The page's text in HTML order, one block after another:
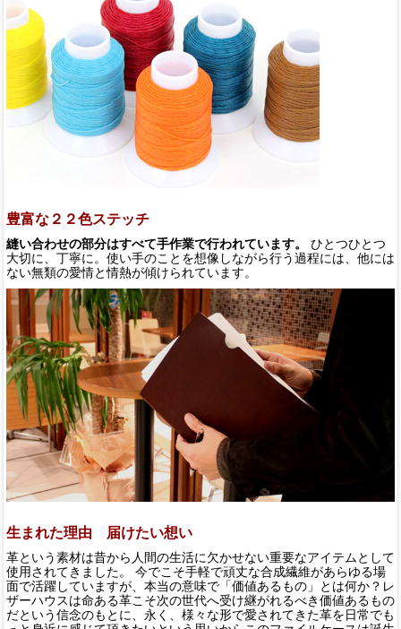
豊富な２２色ステッチ
縫い合わせの部分はすべて手作業で行われています。 ひとつひとつ
大切に、丁寧に。使い手のことを想像しながら行う過程には、他には
ない無類の愛情と情熱が傾けられています。
生まれた理由 届けたい想い
革という素材は昔から人間の生活に欠かせない重要なアイテムとして
使用されてきました。 今でこそ手軽で頑丈な合成繊維があらゆる場
面で活躍していますが、本当の意味で「価値あるもの」とは何か？レ
ザーハウスは命ある革こそ次の世代へ受け継がれるべき価値あるもの
だという信念のもとに、永く、様々な形で愛されてきた革を日常でも